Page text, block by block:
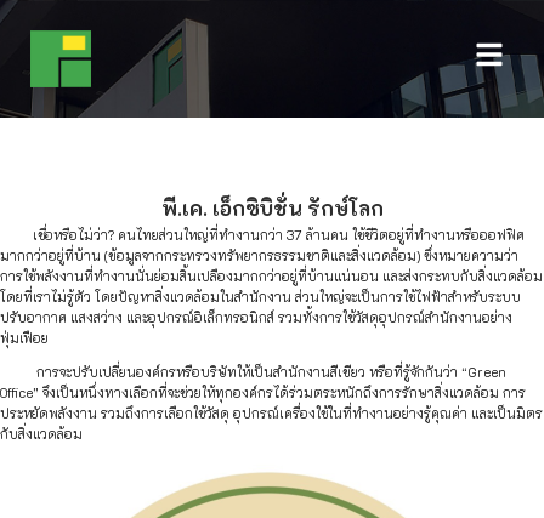
พี.เค. เอ็กซิบิชั่น รักษ์โลก
เชื่อหรือไม่ว่า? คนไทยส่วนใหญ่ที่ทำงานกว่า 37 ล้านคน ใช้ชีวิตอยู่ที่ทำงานหรือออฟฟิศ
มากกว่าอยู่ที่บ้าน (ข้อมูลจากกระทรวงทรัพยากรธรรมชาติและสิ่งแวดล้อม) ซึ่งหมายความว่า
การใช้พลังงานที่ทำงานนั่นย่อมสิ้นเปลืองมากกว่าอยู่ที่บ้านแน่นอน และส่งกระทบกับสิ่งแวดล้อม
โดยที่เราไม่รู้ตัว โดยปัญหาสิ่งแวดล้อมในสำนักงาน ส่วนใหญ่จะเป็นการใช้ไฟฟ้าสำหรับระบบ
ปรับอากาศ แสงสว่าง และอุปกรณ์อิเล็กทรอนิกส์ รวมทั้งการใช้วัสดุอุปกรณ์สำนักงานอย่าง
ฟุ่มเฟือย
การจะปรับเปลี่ยนองค์กรหรือบริษัทให้เป็นสำนักงานสีเขียว หรือที่รู้จักกันว่า “Green
Office” จึงเป็นหนึ่งทางเลือกที่จะช่วยให้ทุกองค์กรได้ร่วมตระหนักถึงการรักษาสิ่งแวดล้อม การ
ประหยัดพลังงาน รวมถึงการเลือกใช้วัสดุ อุปกรณ์เครื่องใช้ในที่ทำงานอย่างรู้คุณค่า และเป็นมิตร
กับสิ่งแวดล้อม